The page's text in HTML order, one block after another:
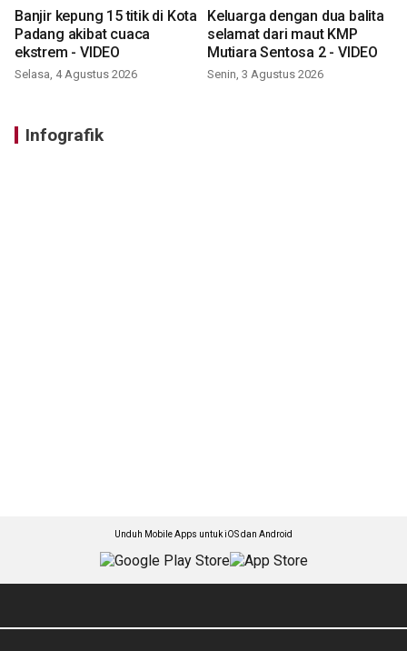
Banjir kepung 15 titik di Kota
Padang akibat cuaca
ekstrem - VIDEO
Selasa, 4 Agustus 2026
Keluarga dengan dua balita
selamat dari maut KMP
Mutiara Sentosa 2 - VIDEO
Senin, 3 Agustus 2026
Infografik
Unduh Mobile Apps untuk iOS dan Android